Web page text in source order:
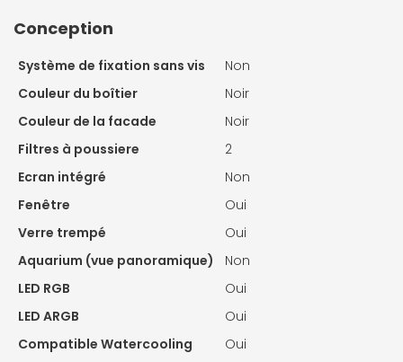
Conception
Système de fixation sans vis
Non
Couleur du boîtier
Noir
Couleur de la facade
Noir
Filtres à poussiere
2
Ecran intégré
Non
Fenêtre
Oui
Verre trempé
Oui
Aquarium (vue panoramique)
Non
LED RGB
Oui
LED ARGB
Oui
Compatible Watercooling
Oui